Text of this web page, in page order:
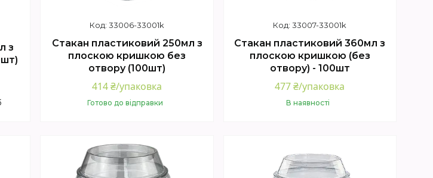
з
33006-33001k
Стакан пластиковий 250мл з
плоскою кришкою без
отвору (100шт)
414 ₴/упаковка
Готово до відправки
33007-33001k
Стакан пластиковий 360мл з
плоскою кришкою (без
отвору) - 100шт
477 ₴/упаковка
В наявності